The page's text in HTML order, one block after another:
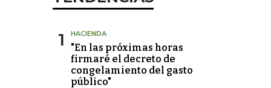
1 HACIENDA
"En las próximas horas
firmaré el decreto de
congelamiento del gasto
público"